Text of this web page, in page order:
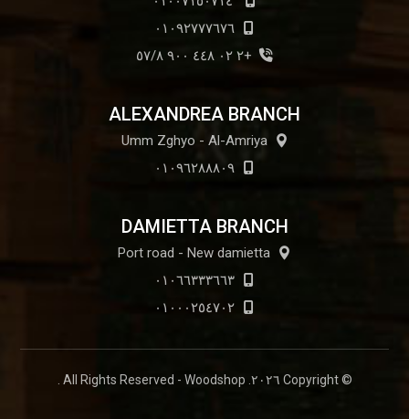
٠١٠٩٢٧٧٧٦٧٦
+٢ ٠٢ ٤٤٨ ٩٠٠ ٥٧/٨
ALEXANDREA BRANCH
Umm Zghyo - Al-Amriya
٠١٠٩٦٢٨٨٨٠٩
DAMIETTA BRANCH
Port road - New damietta
٠١٠٦٦٣٣٣٦٦٣
٠١٠٠٠٢٥٤٧٠٢
© Copyright ٢٠٢٦. All Rights Reserved - Woodshop .